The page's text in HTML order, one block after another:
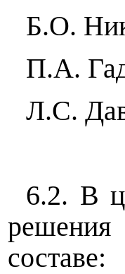
Б.О.
П.А.
Л.С.
6.2. В
составе: